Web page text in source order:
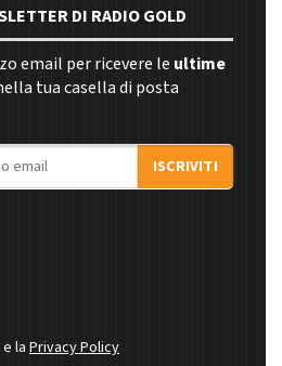
DI RADIO GOLD
email per ricevere le ultime
tua casella di posta
ISCRIVITI
laPrivacy Policy